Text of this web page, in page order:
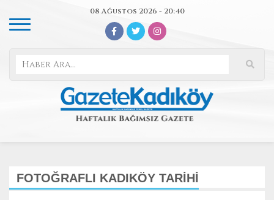
08 Ağustos 2026 - 20:40
FOTOĞRAFLI KADIKÖY TARİHİ